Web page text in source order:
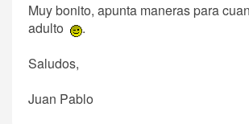
Muy bonito, apunta maneras para
adulto
.
Saludos,
Juan Pablo